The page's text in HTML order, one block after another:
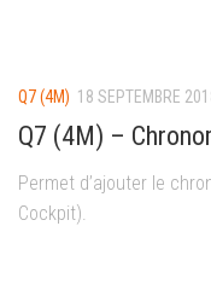
Q7 (4M) 18 SEPTEMBRE
Q7 (4M) –
Permet d’ajouter le
Cockpit).